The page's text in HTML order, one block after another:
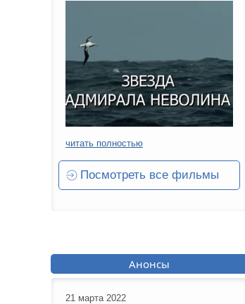
читать полностью
Посмотреть все фильмы
Анонсы
21 марта 2022